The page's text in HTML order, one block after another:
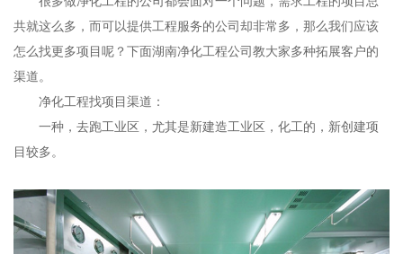
共就这么多，而可以提供工程服务的公司却非常多，那么我们应该
怎么找更多项目呢？下面湖南净化工程公司教大家多种拓展客户的
渠道。
净化工程找项目渠道：
一种，去跑工业区，尤其是新建造工业区，化工的，新创建项
目较多。